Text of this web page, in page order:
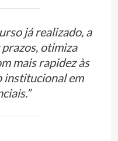
já realizado, a
otimiza
mais rapidez às
institucional em